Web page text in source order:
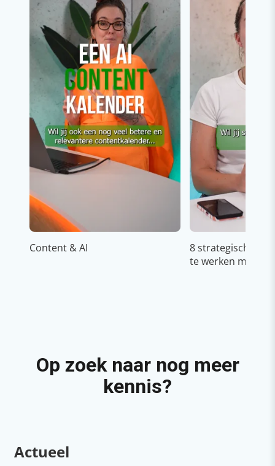
Content & AI
8 strategische
te werken met
Op zoek naar nog meer
kennis?
Actueel